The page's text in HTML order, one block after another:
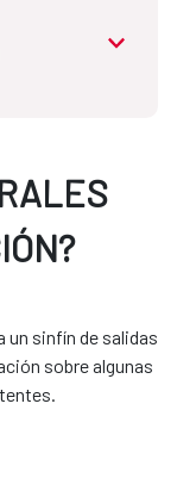
a través de
como
un sinfín de salidas
sobre algunas